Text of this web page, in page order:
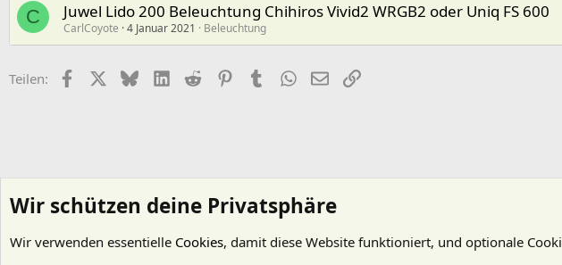
C Juwel Lido 200 Beleuchtung Chihiros Vivid2 WRGB2 oder Uniq FS 600
CarlCoyote 4 Januar 2021 Beleuchtung
Teilen: FacebookX (Twitter)
BlueskyLinkedIn
Reddit PinterestTumblrWhatsApp
E-MailLink
Beleuchtung
Wir schützen deine Privatsphäre
Wir verwenden essentielle Cookies, damit diese Website funktioniert, und optionale